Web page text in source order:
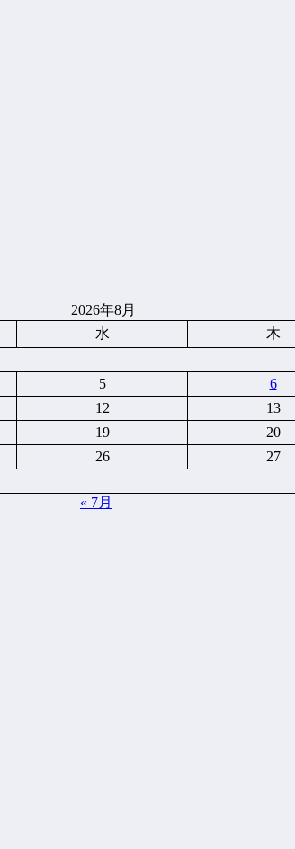
2026年8月
水 木
5 6
12 13
19 20
26 27
« 7月